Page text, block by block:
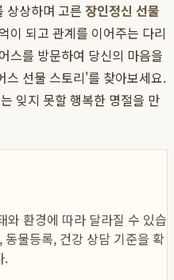
상상하며 고른 장인정신 선물
이 되고 관계를 이어주는 다리
스를 방문하여 당신의 마음을
스 선물 스토리'를 찾아보세요.
잊지 못할 행복한 명절을 만
와 환경에 따라 달라질 수 있습
물등록, 건강 상담 기준을 확
.